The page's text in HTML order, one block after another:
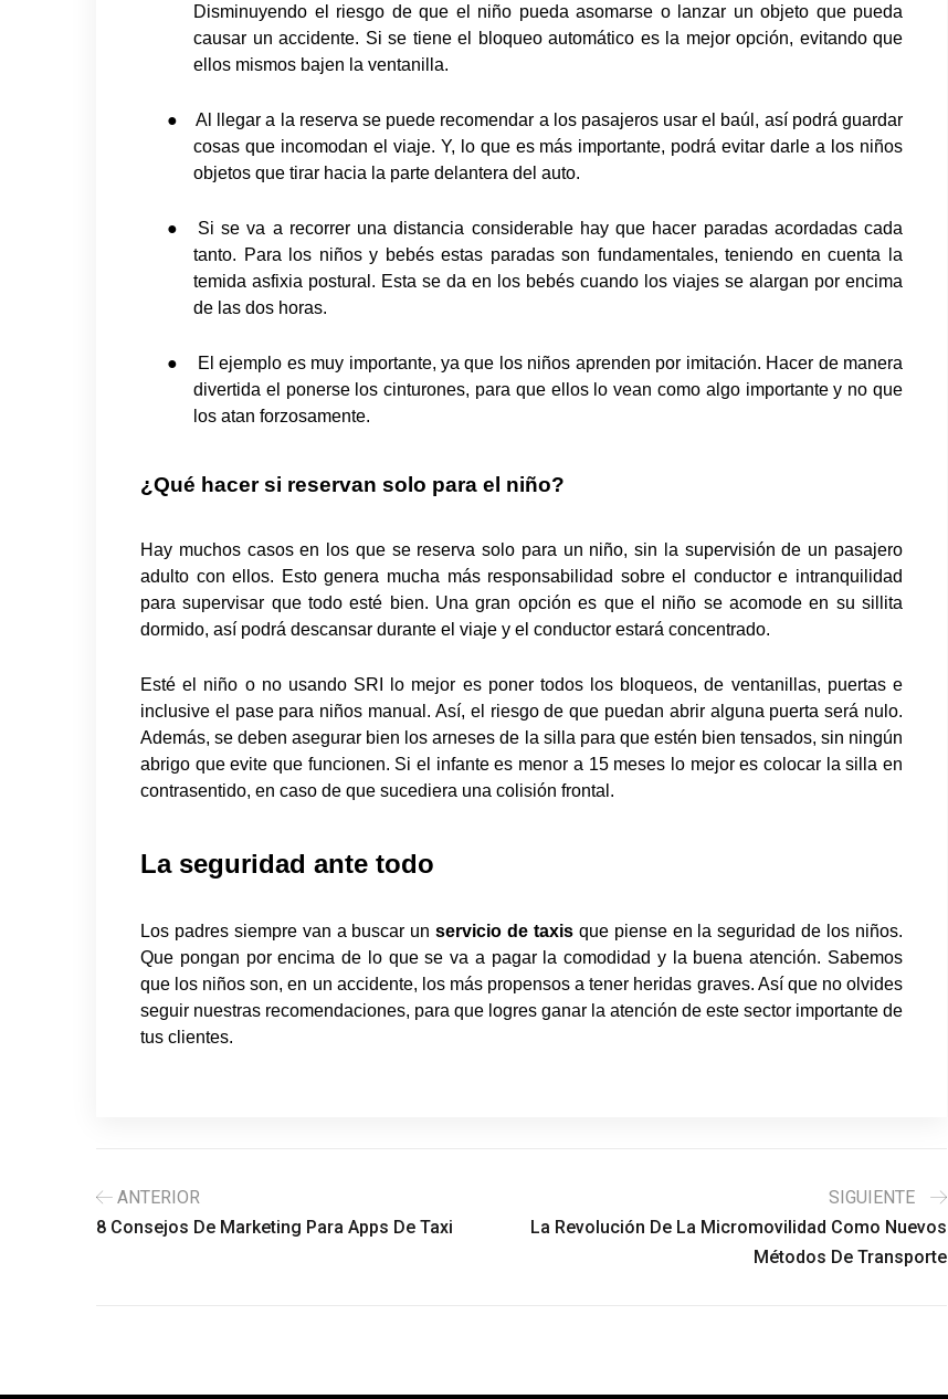
Disminuyendo el riesgo de que el niño pueda asomarse o lanzar un objeto que pueda
causar un accidente. Si se tiene el bloqueo automático es la mejor opción, evitando que
ellos mismos bajen la ventanilla.
●
Al llegar a la reserva se puede recomendar a los pasajeros usar el baúl, así podrá guardar
cosas que incomodan el viaje. Y, lo que es más importante, podrá evitar darle a los niños
objetos que tirar hacia la parte delantera del auto.
●
Si se va a recorrer una distancia considerable hay que hacer paradas acordadas cada
tanto. Para los niños y bebés estas paradas son fundamentales, teniendo en cuenta la
temida asfixia postural. Esta se da en los bebés cuando los viajes se alargan por encima
de las dos horas.
●
El ejemplo es muy importante, ya que los niños aprenden por imitación. Hacer de manera
divertida el ponerse los cinturones, para que ellos lo vean como algo importante y no que
los atan forzosamente.
¿Qué hacer si reservan solo para el niño?
Hay muchos casos en los que se reserva solo para un niño, sin la supervisión de un pasajero
adulto con ellos. Esto genera mucha más responsabilidad sobre el conductor e intranquilidad
para supervisar que todo esté bien. Una gran opción es que el niño se acomode en su sillita
dormido, así podrá descansar durante el viaje y el conductor estará concentrado.
Esté el niño o no usando SRI lo mejor es poner todos los bloqueos, de ventanillas, puertas e
inclusive el pase para niños manual. Así, el riesgo de que puedan abrir alguna puerta será nulo.
Además, se deben asegurar bien los arneses de la silla para que estén bien tensados, sin ningún
abrigo que evite que funcionen. Si el infante es menor a 15 meses lo mejor es colocar la silla en
contrasentido, en caso de que sucediera una colisión frontal.
La seguridad ante todo
Los padres siempre van a buscar unservicio de taxis que piense en la seguridad de los niños.
Que pongan por encima de lo que se va a pagar la comodidad y la buena atención. Sabemos
que los niños son, en un accidente, los más propensos a tener heridas graves. Así que no olvides
seguir nuestras recomendaciones, para que logres ganar la atención de este sector importante de
tus clientes.
ANTERIOR
8 Consejos De Marketing Para Apps De Taxi
SIGUIENTE
La Revolución De La Micromovilidad Como Nuevos
Métodos De Transporte